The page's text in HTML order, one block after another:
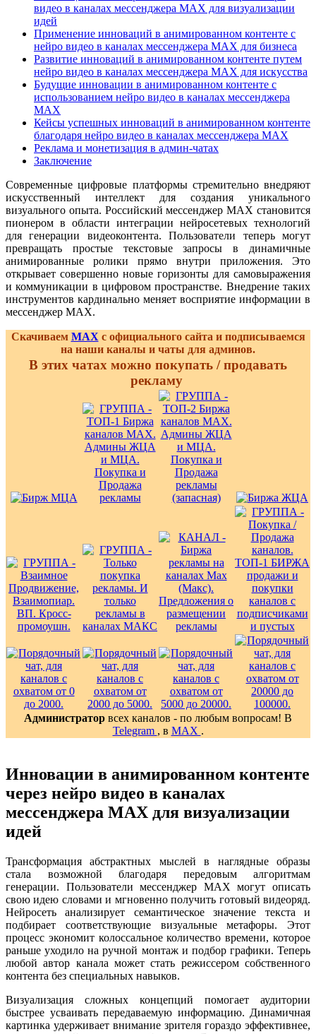
видео в каналах мессенджера MAX для визуализации
идей
Применение инноваций в анимированном контенте с
нейро видео в каналах мессенджера MAX для бизнеса
Развитие инноваций в анимированном контенте путем
нейро видео в каналах мессенджера MAX для искусства
Будущие инновации в анимированном контенте с
использованием нейро видео в каналах мессенджера
MAX
Кейсы успешных инноваций в анимированном контенте
благодаря нейро видео в каналах мессенджера MAX
Реклама и монетизация в админ-чатах
Заключение
Современные цифровые платформы стремительно внедряют
искусственный интеллект для создания уникального
визуального опыта. Российский мессенджер MAX становится
пионером в области интеграции нейросетевых технологий
для генерации видеоконтента. Пользователи теперь могут
превращать простые текстовые запросы в динамичные
анимированные ролики прямо внутри приложения. Это
открывает совершенно новые горизонты для самовыражения
и коммуникации в цифровом пространстве. Внедрение таких
инструментов кардинально меняет восприятие информации в
мессенджер MAX.
Скачиваем MAX с официального сайта и подписываемся
на наши каналы и чаты для админов.
В этих чатах можно покупать / продавать
рекламу
Администратор всех каналов - по любым вопросам! В
Telegram , в MAX .
Инновации в анимированном контенте
через нейро видео в каналах
мессенджера MAX для визуализации
идей
Трансформация абстрактных мыслей в наглядные образы
стала возможной благодаря передовым алгоритмам
генерации. Пользователи мессенджер MAX могут описать
свою идею словами и мгновенно получить готовый видеоряд.
Нейросеть анализирует семантическое значение текста и
подбирает соответствующие визуальные метафоры. Этот
процесс экономит колоссальное количество времени, которое
раньше уходило на ручной монтаж и подбор графики. Теперь
любой автор канала может стать режиссером собственного
контента без специальных навыков.
Визуализация сложных концепций помогает аудитории
быстрее усваивать передаваемую информацию. Динамичная
картинка удерживает внимание зрителя гораздо эффективнее,